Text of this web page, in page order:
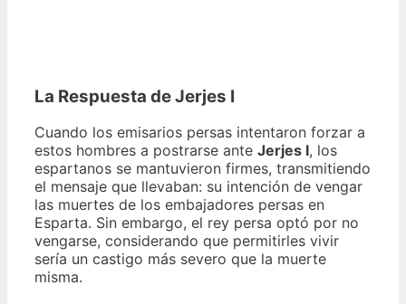
La Respuesta de Jerjes I
Cuando los emisarios persas intentaron forzar a
estos hombres a postrarse ante Jerjes I, los
espartanos se mantuvieron firmes, transmitiendo
el mensaje que llevaban: su intención de vengar
las muertes de los embajadores persas en
Esparta. Sin embargo, el rey persa optó por no
vengarse, considerando que permitirles vivir
sería un castigo más severo que la muerte
misma.